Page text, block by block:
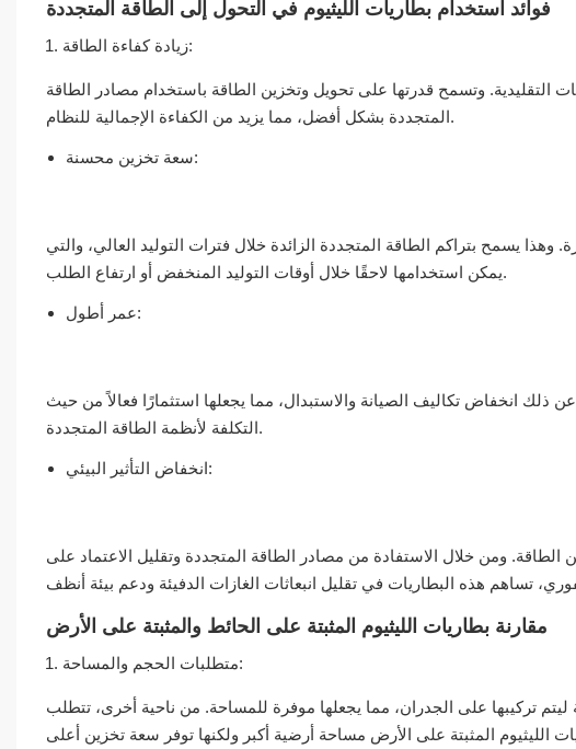
فوائد استخدام بطاريات الليثيوم في التحول إلى الطاقة المتجددة
زيادة كفاءة الطاقة:
التقليدية. وتسمح قدرتها على تحويل وتخزين الطاقة باستخدام مصادر الطاقة
المتجددة بشكل أفضل، مما يزيد من الكفاءة الإجمالية للنظام.
سعة تخزين محسنة:
وهذا يسمح بتراكم الطاقة المتجددة الزائدة خلال فترات التوليد العالي، والتي
يمكن استخدامها لاحقًا خلال أوقات التوليد المنخفض أو ارتفاع الطلب.
عمر أطول:
عن ذلك انخفاض تكاليف الصيانة والاستبدال، مما يجعلها استثمارًا فعالاً من حيث
التكلفة لأنظمة الطاقة المتجددة.
انخفاض التأثير البيئي:
الطاقة. ومن خلال الاستفادة من مصادر الطاقة المتجددة وتقليل الاعتماد على
مقارنة بطاريات الليثيوم المثبتة على الحائط والمثبتة على الأرض
متطلبات الحجم والمساحة:
ليتم تركيبها على الجدران، مما يجعلها موفرة للمساحة. من ناحية أخرى، تتطلب